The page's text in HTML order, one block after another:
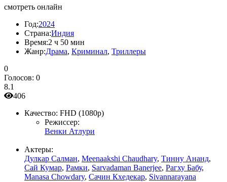
смотреть онлайн
Год:2024
Страна:Индия
Время:2 ч 50 мин
Жанр:Драма, Криминал, Триллеры
0
Голосов: 0
8.1
406
Качество: FHD (1080p)
Режиссер:
Венки Атлури
Актеры:
Дулкар Салман, Meenaakshi Chaudhary, Тинну Ананд,
Сай Кумар, Рамки, Sarvadaman Banerjee, Рагху Бабу,
Manasa Chowdary, Сачин Кхедекар, Sivannarayana